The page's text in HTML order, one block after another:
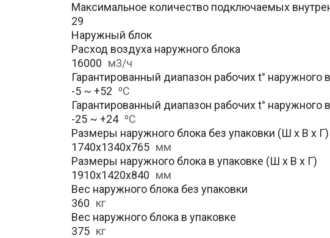
Максимальное количество подключаемых
29
Наружный блок
Расход воздуха наружного блока
16000 м3/ч
Гарантированный диапазон рабочих t° наружного
-5 ~ +52 ⁰С
Гарантированный диапазон рабочих t° наружного
-25 ~ +24 ⁰С
Размеры наружного блока без упаковки (Ш х В х Г)
1740x1340x765 мм
Размеры наружного блока в упаковке (Ш х В х Г)
1910x1420x840 мм
Вес наружного блока без упаковки
360 кг
Вес наружного блока в упаковке
375 кг